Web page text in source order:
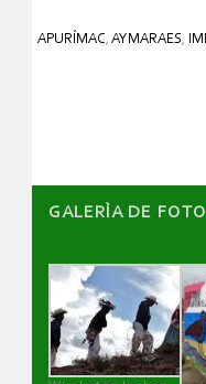
APURÍMAC, AYMARAES,
GALERÌA DE